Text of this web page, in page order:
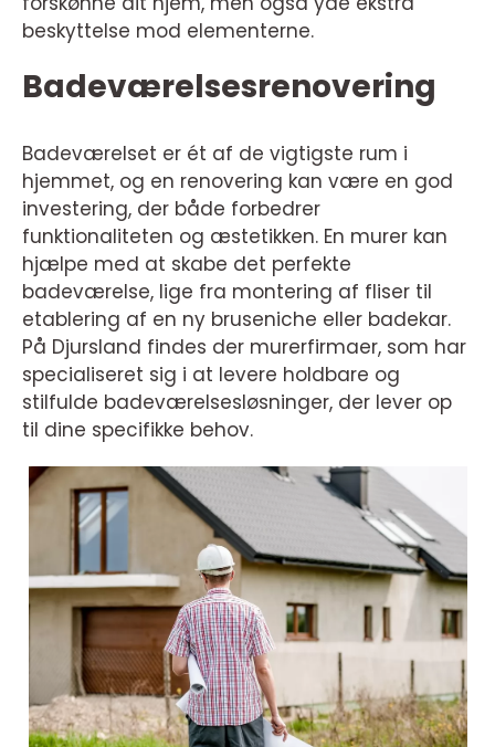
beskyttelse mod elementerne.
Badeværelsesrenovering
Badeværelset er ét af de vigtigste rum i
hjemmet, og en renovering kan være en god
investering, der både forbedrer
funktionaliteten og æstetikken. En murer kan
hjælpe med at skabe det perfekte
badeværelse, lige fra montering af fliser til
etablering af en ny bruseniche eller badekar.
På Djursland findes der murerfirmaer, som har
specialiseret sig i at levere holdbare og
stilfulde badeværelsesløsninger, der lever op
til dine specifikke behov.